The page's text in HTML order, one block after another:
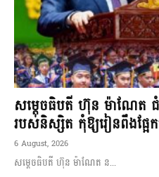
សម្តេចធិបតី ហ៊ុន ម៉ាណែត
របស់និស្សិត កុំឱ្យរៀនពឹងផ្អែ
6 August, 2026
សម្តេចធិបតី ហ៊ុន ម៉ាណែត ន...